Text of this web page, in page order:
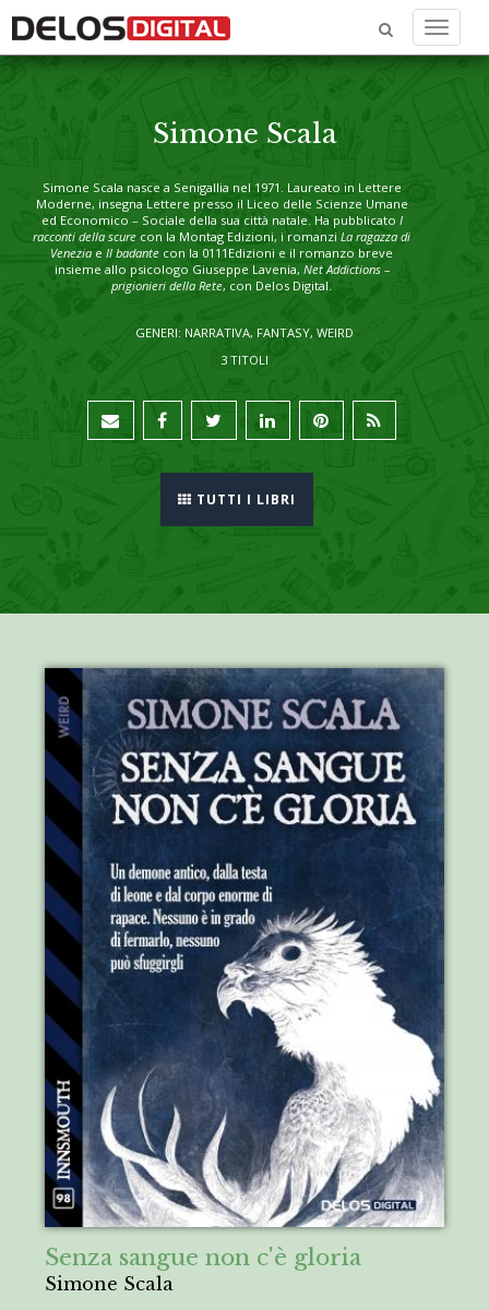
Menu
Simone Scala
Simone Scala nasce a Senigallia nel 1971. Laureato in Lettere
Moderne, insegna Lettere presso il Liceo delle Scienze Umane
ed Economico – Sociale della sua città natale. Ha pubblicato I
racconti della scure con la Montag Edizioni, i romanzi La ragazza di
Venezia e Il badante con la 0111Edizioni e il romanzo breve
insieme allo psicologo Giuseppe Lavenia, Net Addictions –
prigionieri della Rete, con Delos Digital.
GENERI: NARRATIVA, FANTASY, WEIRD
3 TITOLI
TUTTI I LIBRI
Senza sangue non c'è gloria
Simone Scala